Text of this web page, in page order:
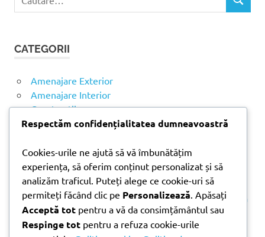
ă
u
p
ă
C
CATEGORII
Amenajare Exterior
Amenajare Interior
Construcții
Noutăți
ARTICOLE RECENTE
Parchet laminat sau SPC? Diferențele care contează
Materiale pentru zidărie – avantajele fiecărei soluții
și când se folosesc
Respectăm confidențialitatea dumneavoastră
Cookies-urile ne ajută să vă îmbunătățim
experiența, să oferim conținut personalizat și să
analizăm traficul. Puteți alege ce cookie-uri să
permiteți făcând clic pe Personalizează . Apăsați
Acceptă tot pentru a vă da consimțământul sau
Respinge tot pentru a refuza cookie-urile